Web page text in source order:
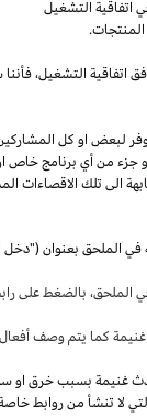
اتفاقية التشغيل
اتفاقية التشغيل،
لبعض او كل
او جزء من أي برنامج
الى تلك الاقصاءات
في الملحق بعنوان
الملحق، بالضغط على
كما يتم وصف
غنيمة بسبب خرق او
لا تنشأ من روابط